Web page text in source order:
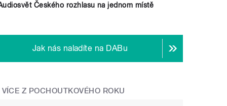
Českého rozhlasu na jednom místě
Jak nás naladíte na DABu
VÍCE Z POCHOUTKOVÉHO ROKU